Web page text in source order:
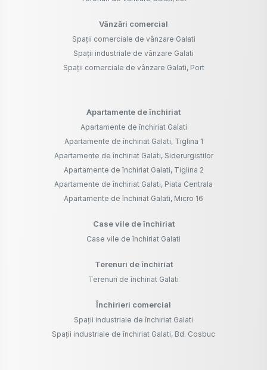
Vânzări comercial
Spații comerciale de vânzare Galati
Spații industriale de vânzare Galati
Spații comerciale de vânzare Galati, Port
Apartamente de închiriat
Apartamente de închiriat Galati
Apartamente de închiriat Galati, Tiglina 1
Apartamente de închiriat Galati, Siderurgistilor
Apartamente de închiriat Galati, Tiglina 2
Apartamente de închiriat Galati, Piata Centrala
Apartamente de închiriat Galati, Micro 16
Case vile de închiriat
Case vile de închiriat Galati
Terenuri de închiriat
Terenuri de închiriat Galati
Închirieri comercial
Spații industriale de închiriat Galati
Spații industriale de închiriat Galati, Bd. Cosbuc